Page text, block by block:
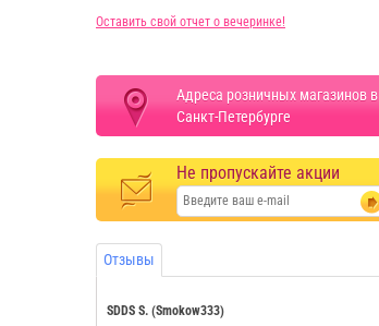
Оставить свой отчет о вечеринке!
Адреса розничных магазинов в
Санкт-Петербурге
Не пропускайте акции
Отзывы
SDDS S. (Smokow333)